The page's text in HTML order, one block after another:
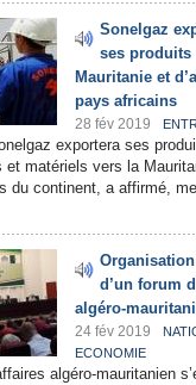
Sonelgaz
ses produits
Mauritanie et
pays africains
28 fév 2019
exportera ses
et matériels vers la
du continent, a affirmé,
d’un forum
algéro-
24 fév 2019
ECONOMIE
algéro-mauritanien